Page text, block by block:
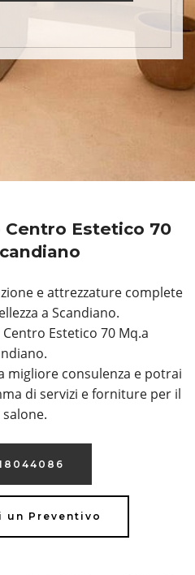
Estetico 70
e attrezzature complete
a Scandiano.
Estetico 70 Mq.a
migliore consulenza e potrai
di servizi e forniture per il
un Preventivo